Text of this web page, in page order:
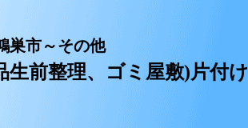
巣市～その他
前整理、ゴミ屋敷)片付け